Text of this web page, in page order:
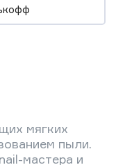
мягких
пыли.
мастера и